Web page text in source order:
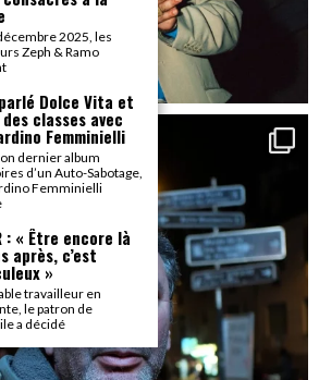
2025, les
Zeph & Ramo
Dolce Vita et
classes avec
Femminielli
dernier album
d’un Auto-Sabotage,
Femminielli
: « Être encore là
après, c’est
»
travailleur en
le patron de
a décidé